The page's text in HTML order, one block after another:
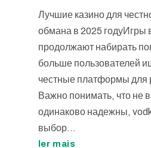
Лучшие казино для
обмана в 2025 годуИгры
продолжают набирать
больше пользователей
честные платформы для
Важно понимать, что не
одинаково надежны,
выбор...
ler mais